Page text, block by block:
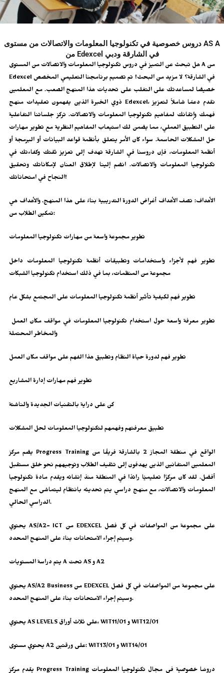
دروس خصوصية في تكنولوجيا المعلومات والاتصالات من مستوى AS A
من Edexcel في الشارقة ودبي
هل تبحث عن التميز في دروس تكنولوجيا المعلومات والاتصالات من المستوى A من
Edexcel في الشارقة؟ لا مزيد من البحث! تم تصميم برنامجنا التعليمي المخصص
خصيصًا لمساعدتك على التغلب على تحديات هذا المنهج الصعب. مع المعلمين
ذوي الخبرة الذين يفهمون تعقيدات منهج Edexcel، نقدم دعمًا شاملاً لتعزيز
فهمك وإتقانك لمفاهيم تكنولوجيا المعلومات والاتصالات. تركز جلساتنا التفاعلية
على التطبيق العملي، مما يضمن لك استيعاب المفاهيم النظرية مع تطوير مهارات
حل المشكلات الحاسمة. سواء كان الأمر يتعلق بأنظمة قواعد البيانات أو البرمجة أو
أنظمة المعلومات، فإن دروسنا في الشارقة تهدف إلى تعزيز ثقتك وكفاءتك في
تكنولوجيا المعلومات والاتصالات. انضم إلينا لإطلاق العنان لإمكاناتك وتحقيق
النجاح في امتحاناتك!
الأهداف: تصف الأهداف أغراض الدورة التدريبية بناءً على هذا المنهج. والأهداف هي
تمكين الطلاب من:
تطوير مجموعة واسعة من مهارات تكنولوجيا المعلومات
تطوير فهم لأجزاء واستخدامات وتطبيقات أنظمة تكنولوجيا المعلومات داخل
تطوير فهم لكيفية تأثير أنظمة تكنولوجيا المعلومات على المجتمع بشكل عام
تطوير فهم لدورة حياة النظام وتطبيق هذا الفهم على مواقف مكان العمل
كن على دراية بالتقنيات الجديدة والناشئة
تطبيق معرفتهم وفهمهم لتكنولوجيا المعلومات لحل المشكلات
يضم مركز Progress Training الواقع في منطقة المجاز 2 بالشارقة فريقًا من
المعلمين المتفانين الذين يهدفون إلى تثقيف الطلاب وتوجيههم نحو خلق مستقبل
أفضل. لقد كان مركزًا تعليميًا رائدًا في المنطقة منذ إنشائه ويقدم مادة تكنولوجيا
المعلومات والاتصالات، مع منهج دراسي يتم تحديثه بانتظام ليتماشى مع المنهج
الدراسي الحالي.
يحتوي AS/A2- ICT من EDEXCEL على مجموعة من المواصفات في كل فصل
وسيتم إجراء الامتحانات بناءً على المنهج المحدد.
يتم دراسة المستويات A تحت AS و A2
يحتوي AS/A2 Business من EDEXCEL على مجموعة من المواصفات في كل فصل
وسيتم إجراء الامتحانات بناءً على المنهج المحدد.
يحتوي AS LEVELS على ثلاث أوراق، WIT11/01 و WIT12/01
يحتوي مستوى A2 على ورقتين: WIT13/01 و WIT14/01
يقدم مركز Progress Training دروسًا خصوصية في مجال تكنولوجيا المعلومات